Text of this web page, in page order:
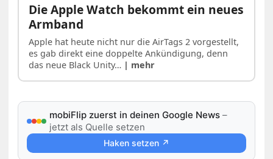
Die Apple Watch bekommt ein neues
Armband
Apple hat heute nicht nur die AirTags 2 vorgestellt,
es gab direkt eine doppelte Ankündigung, denn
das neue Black Unity… | mehr
mobiFlip zuerst in deinen Google News –
jetzt als Quelle setzen
Haken setzen ↗